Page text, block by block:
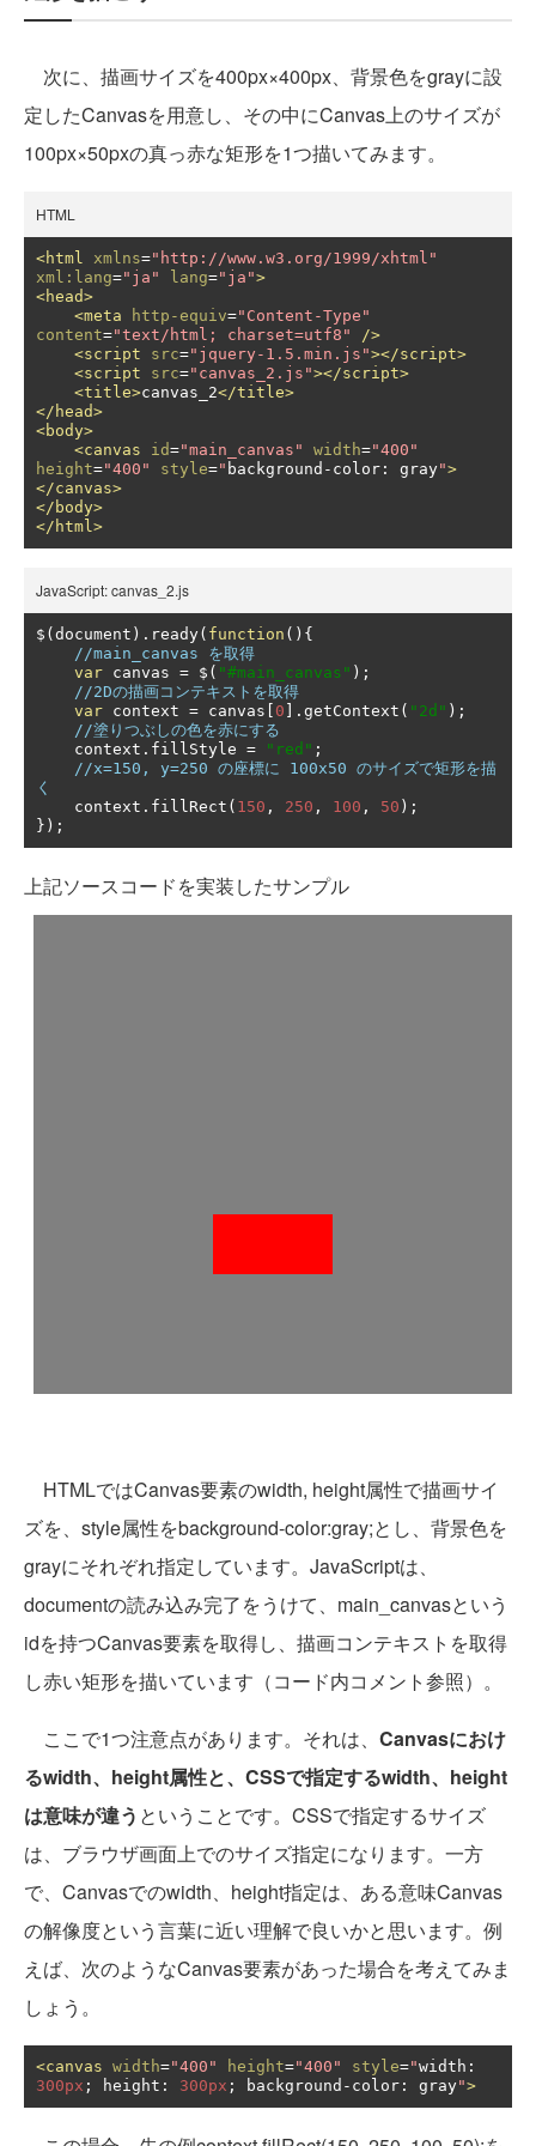
次に、描画サイズを400px×400px、背景色をgrayに設
定したCanvasを用意し、その中にCanvas上のサイズが
100px×50pxの真っ赤な矩形を1つ描いてみます。
HTML
<html xmlns="http://www.w3.org/1999/xhtml"
xml:lang="ja" lang="ja">
<head>
<meta
http-equiv="Content-Type"
content="text/html; charset=utf8"
/>
<script
src="jquery-1.5.min.js"></script>
<script
src="canvas_2.js"></script>
<title>canvas_2</title>
</head>
<body>
<canvas
id="main_canvas" width="400"
height="400" style=" background - color : gray">
</canvas>
</body>
</html>
JavaScript: canvas_2.js
$ ( document ). ready( function (){
//main_canvas を取得
var canvas = $ ( "#main_canvas" );
//2Dの描画コンテキストを取得
var context = canvas 0 ]. getContext ( "2d" );
//塗りつぶしの色を赤にする
    context
. fillStyle = "red" ;
//x=150, y=250 の座標に 100x50 のサイズで矩形を描
く
    context
. fillRect ( 150 , 250 , 100 , 50 );
});
上記ソースコードを実装したサンプル
HTMLではCanvas要素のwidth, height属性で描画サイ
ズを、style属性をbackground-color:gray;とし、背景色を
grayにそれぞれ指定しています。JavaScriptは、
documentの読み込み完了をうけて、main_canvasという
idを持つCanvas要素を取得し、描画コンテキストを取得
し赤い矩形を描いています（コード内コメント参照）。
ここで1つ注意点があります。それは、 Canvasにおけ
るwidth、height属性と、CSSで指定するwidth、height
は意味が違う ということです。CSSで指定するサイズ
は、ブラウザ画面上でのサイズ指定になります。一方
で、Canvasでのwidth、height指定は、ある意味Canvas
の解像度という言葉に近い理解で良いかと思います。例
えば、次のようなCanvas要素があった場合を考えてみま
しょう。
<canvas width="400" height="400" style="width :
300px ; height : 300px ; background - color : gray">